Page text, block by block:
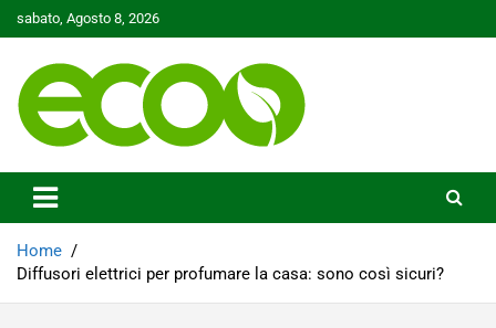
to
sabato, Agosto 8, 2026
Ecoo.it
Home
Diffusori elettrici per profumare la casa: sono così sicuri?